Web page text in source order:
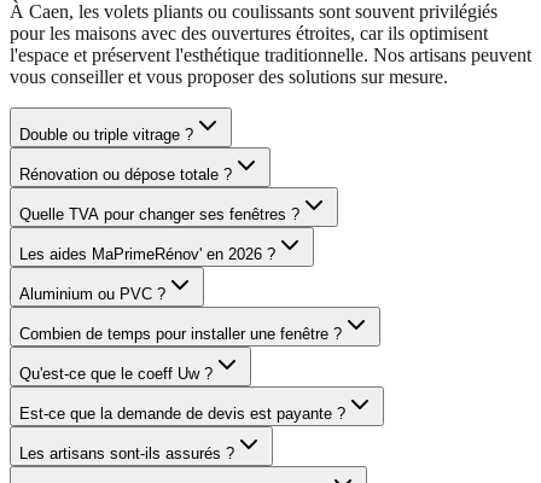
À Caen, les volets pliants ou coulissants sont souvent privilégiés
pour les maisons avec des ouvertures étroites, car ils optimisent
l'espace et préservent l'esthétique traditionnelle. Nos artisans peuvent
vous conseiller et vous proposer des solutions sur mesure.
Double ou triple vitrage ?
Rénovation ou dépose totale ?
Quelle TVA pour changer ses fenêtres ?
Les aides MaPrimeRénov' en 2026 ?
Aluminium ou PVC ?
Combien de temps pour installer une fenêtre ?
Qu'est-ce que le coeff Uw ?
Est-ce que la demande de devis est payante ?
Les artisans sont-ils assurés ?